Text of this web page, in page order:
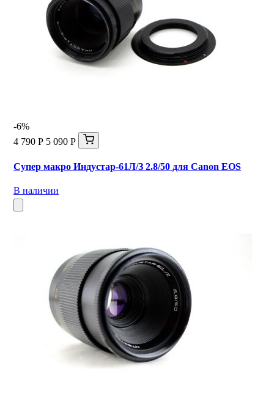
-6%
4 790 Р 5 090 Р
Супер макро Индустар-61Л/З 2.8/50 для Canon EOS
В наличии